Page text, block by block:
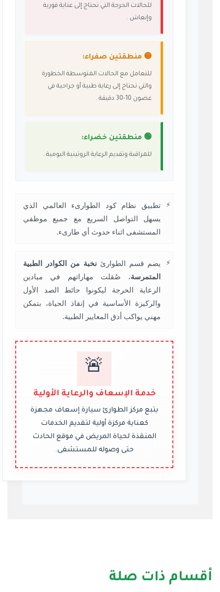
للحالات الحرجة التي تحتاج إلى عناية فورية
وإنعاش .
🟡 منطقتين صفراء:
للتعامل مع الحالات المتوسطة الخطورة
والتي تحتاج إلى رعاية طبية أو جراحية في
غضون 10-30 دقيقة .
🟢 منطقتين خضراء:
للمراقبة وتقديم الرعاية الروتينية اليومية .
تطبيق نظام كود الطوارىء العالمي الذي
يسهل التواصل السريع مع جميع موظفي
المستشفى اثناء حدوث أي طارىء.
يضم قسم الطوارئنخبة من الكوادر الطبية
المتمرسة، صُقلت مهاراتهم في ميادين
الرعاية الحرجة ليكونوا حائط الصد الأول
والركيزة الأساسية في إنقاذ الحياة، بتمكن
مهني يواكب أدق المعايير الطبية.
🚨
خدمة الإسعاف والرعاية الأولية
يتبع مركز الطوارئ سيارة إسعاف مجهزة
كعناية مركزة أولية لتقديم الخدمات
المنقذة لحياة المريض في موقع الحادث
حتى وصوله للمستشفى.
أقسام ذات صلة